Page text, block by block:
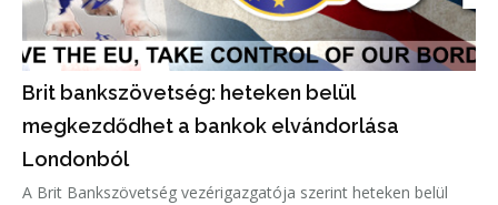
Brit bankszövetség: heteken belül
megkezdődhet a bankok elvándorlása
Londonból
A Brit Bankszövetség vezérigazgatója szerint heteken belül